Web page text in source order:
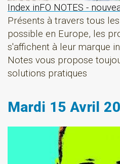
Index inFO NOTES -
Présents à travers tous
possible en Europe, les
s'affichent à leur marque
Notes vous propose
solutions pratiques
Mardi 15 Avril